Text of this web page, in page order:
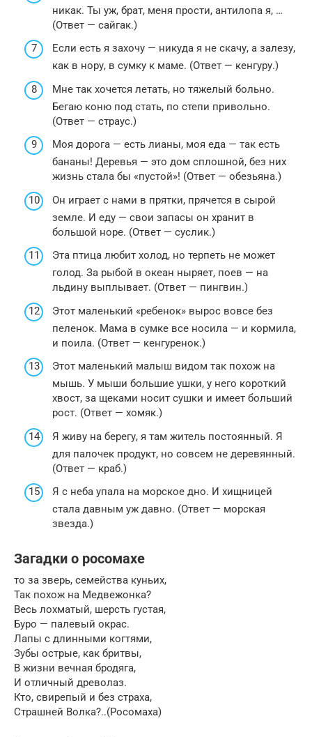
никак. Ты уж, брат, меня прости, антилопа я, …
(Ответ — сайгак.)
Если есть я захочу — никуда я не скачу, а залезу,
как в нору, в сумку к маме. (Ответ — кенгуру.)
Мне так хочется летать, но тяжелый больно.
Бегаю коню под стать, по степи привольно.
(Ответ — страус.)
Моя дорога — есть лианы, моя еда — так есть
бананы! Деревья — это дом сплошной, без них
жизнь стала бы «пустой»! (Ответ — обезьяна.)
Он играет с нами в прятки, прячется в сырой
земле. И еду — свои запасы он хранит в
большой норе. (Ответ — суслик.)
Эта птица любит холод, но терпеть не может
голод. За рыбой в океан ныряет, поев — на
льдину выплывает. (Ответ — пингвин.)
Этот маленький «ребенок» вырос вовсе без
пеленок. Мама в сумке все носила — и кормила,
и поила. (Ответ — кенгуренок.)
Этот маленький малыш видом так похож на
мышь. У мыши большие ушки, у него короткий
хвост, за щеками носит сушки и имеет больший
рост. (Ответ — хомяк.)
Я живу на берегу, я там житель постоянный. Я
для палочек продукт, но совсем не деревянный.
(Ответ — краб.)
Я с неба упала на морское дно. И хищницей
стала давным уж давно. (Ответ — морская
звезда.)
Загадки о росомахе
то за зверь, семейства куньих,
Так похож на Медвежонка?
Весь лохматый, шерсть густая,
Буро — палевый окрас.
Лапы с длинными когтями,
Зубы острые, как бритвы,
В жизни вечная бродяга,
И отличный древолаз.
Кто, свирепый и без страха,
Страшней Волка?..(Росомаха)